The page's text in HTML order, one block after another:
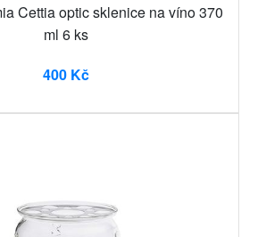
Cettia optic sklenice na víno 370
ml 6 ks
400 Kč